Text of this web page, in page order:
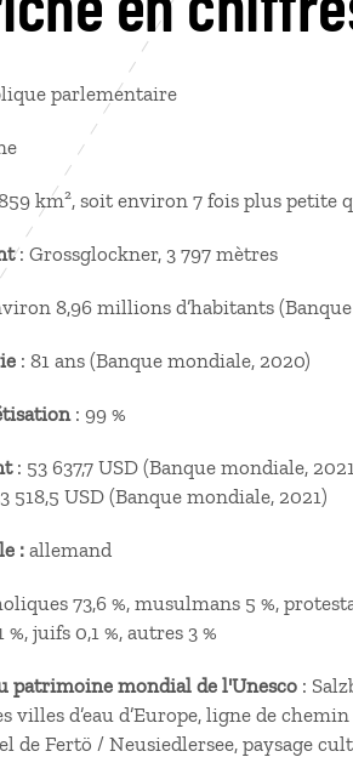
parlementaire
km², soit environ 7 fois plus petite
: Grossglockner, 3 797 mètres
8,96 millions d’habitants
: 81 ans (Banque mondiale, 2020)
: 99 %
: 53 637,7 USD (Banque mondiale,
518,5 USD (Banque mondiale, 2021)
:allemand
73,6 %, musulmans 5 %,
juifs 0,1 %, autres 3 %
patrimoine mondial de l'Unesco :
villes d’eau d’Europe, ligne de
de Fertö / Neusiedlersee, paysage